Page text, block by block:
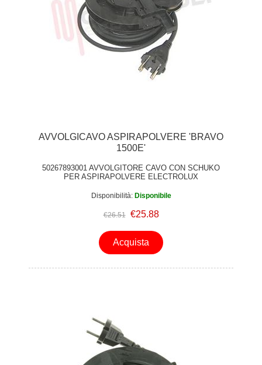
AVVOLGICAVO ASPIRAPOLVERE 'BRAVO
1500E'
50267893001 AVVOLGITORE CAVO CON SCHUKO
PER ASPIRAPOLVERE ELECTROLUX
Disponibilità: Disponibile
€26.51 €25.88
Acquista